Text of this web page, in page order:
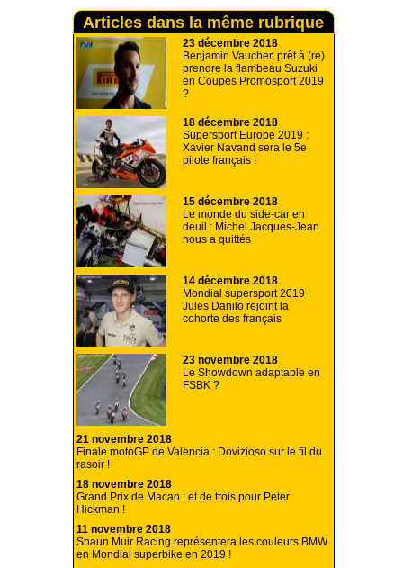
Articles dans la même rubrique
23 décembre 2018
Benjamin Vaucher, prêt à (re)
prendre la flambeau Suzuki
en Coupes Promosport 2019
?
18 décembre 2018
Supersport Europe 2019 :
Xavier Navand sera le 5e
pilote français !
15 décembre 2018
Le monde du side-car en
deuil : Michel Jacques-Jean
nous a quittés
14 décembre 2018
Mondial supersport 2019 :
Jules Danilo rejoint la
cohorte des français
23 novembre 2018
Le Showdown adaptable en
FSBK ?
21 novembre 2018
Finale motoGP de Valencia : Dovizioso sur le fil du
rasoir !
18 novembre 2018
Grand Prix de Macao : et de trois pour Peter
Hickman !
11 novembre 2018
Shaun Muir Racing représentera les couleurs BMW
en Mondial superbike en 2019 !